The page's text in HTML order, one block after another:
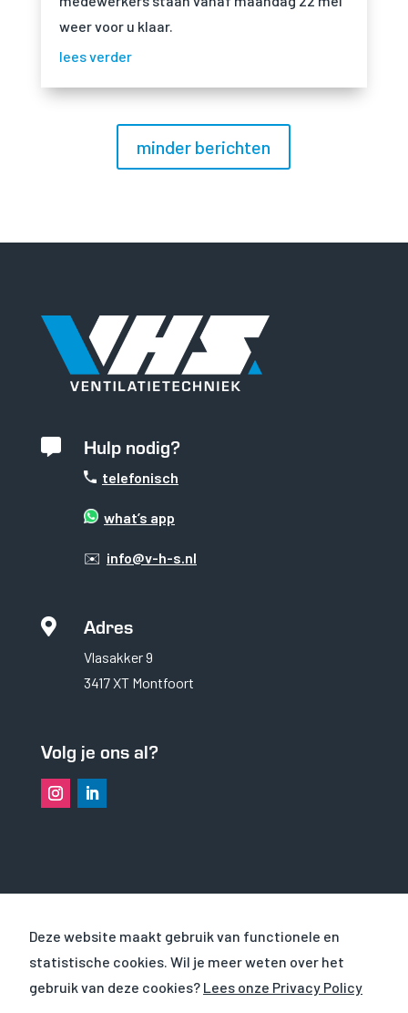
weer voor u klaar.
lees verder
minder berichten
 Hulp nodig?
telefonisch
what’s app
✉️ info@v-h-s.nl
 Adres
Vlasakker 9
3417 XT Montfoort
Volg je ons al?
OVER VHS
PROJECTEN
Deze website maakt gebruik van functionele en
statistische cookies. Wil je meer weten over het
gebruik van deze cookies? Lees onze Privacy Policy